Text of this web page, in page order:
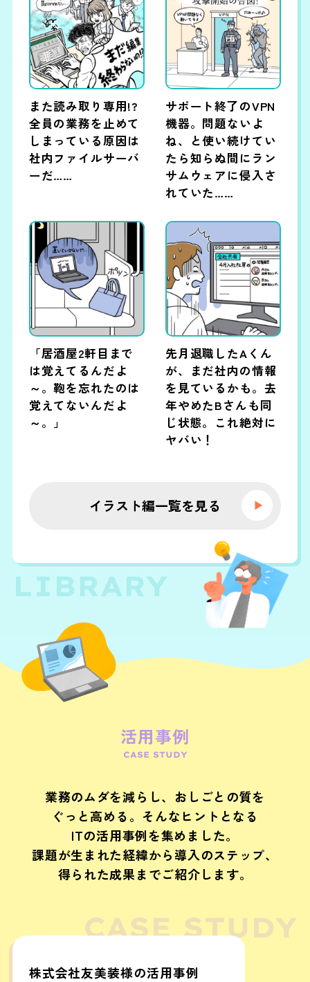
また読み取り専用!?
全員の業務を止めて
しまっている原因は
社内ファイルサーバ
ーだ……
サポート終了のVPN
機器。問題ないよ
ね、と使い続けてい
たら知らぬ間にラン
サムウェアに侵入さ
れていた……
「居酒屋2軒目まで
は覚えてるんだよ
～。鞄を忘れたのは
覚えてないんだよ
～。」
先月退職したAくん
が、まだ社内の情報
を見ているかも。去
年やめたBさんも同
じ状態。これ絶対に
ヤバい！
イラスト編一覧を見る
LIBRARY
活用事例
CASE STUDY
業務のムダを減らし、おしごとの質を
ぐっと高める。そんなヒントとなる
ITの活用事例を集めました。
課題が生まれた経緯から導入のステップ、
得られた成果までご紹介します。
株式会社友美装様の活用事例